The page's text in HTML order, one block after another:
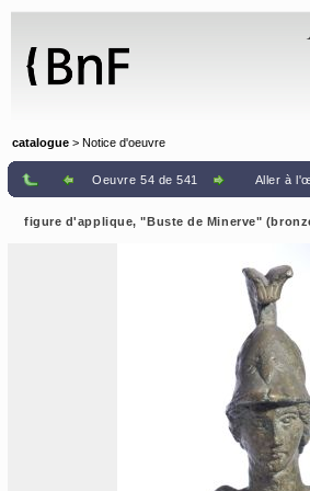
catalogue > Notice d'oeuvre
Oeuvre 54 de 541 Aller à
figure d'applique, "Buste de Minerve"